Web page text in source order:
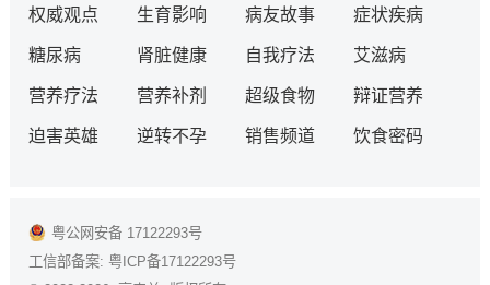
权威观点 生育影响 病友故事 症状疾病
糖尿病 肾脏健康 自我疗法 艾滋病
营养疗法 营养补剂 超级食物 辩证营养
迫害英雄 逆转不孕 销售频道 饮食密码
粤公网安备 17122293号
工信部备案: 粤ICP备17122293号